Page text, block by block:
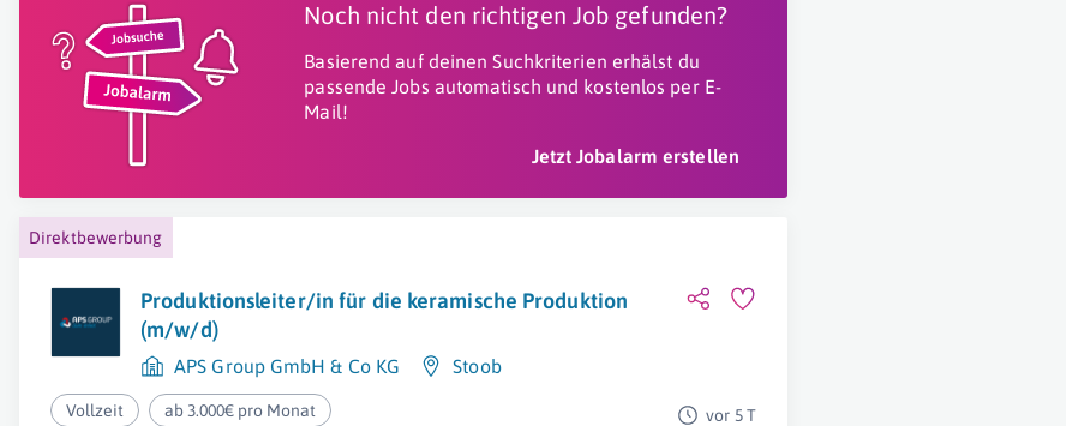
Noch nicht den richtigen Job gefunden?
Basierend auf deinen Suchkriterien erhälst du
passende Jobs automatisch und kostenlos per E-
Mail!
Jetzt Jobalarm erstellen
Direktbewerbung
Produktionsleiter/in für die keramische Produktion
(m/w/d)
APS Group GmbH & Co KG Stoob
Vollzeit ab 3.000€ pro Monat vor 5 T